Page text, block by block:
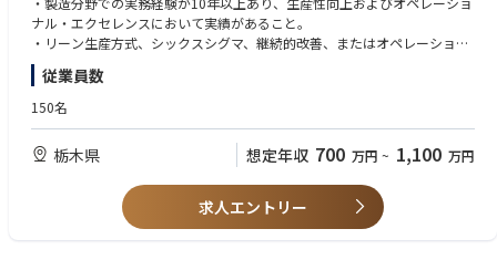
日立の光技術をルーツに持つLumentumの中核拠点
「設計×量産をつなぐ技術拠点」という独自ポジション
世界市場に直結する製品開発
海外との日常的な技術連携
⇒ 自分のプロセス改善が直接、世界の通信インフラに影響する環境
■向いている方
プロセスを「装置条件」ではなく「製品価値」で考えたい方
研究だけ／量産だけに偏らずキャリアを広げたい方
い、従業員のエンゲージメントを高め、持続可能な事業成長を支援する。
・スチュワードシップ、品質、信頼性、従業員エンゲージメント、および
コスト競争力を向上させるため、生産性向上およびオペレーショナル・エ
クセレンスに関する取り組みを主導する。
・製造プロセス、プロセスの最適化、および問題解決活動に対して、技術
的なリーダーシップと指針を提供する。
ンゲージメントを構築する。
・リーン生産方式、シックスシグマ、および継続的改善プログラムを推進
ナル・エクセレンスにおいて実績があること。
・リーン生産方式、シックスシグマ、継続的改善、またはオペレーショナ
ル・エクセレンス・プログラムを主導した実績があること。
・製造組織全体に影響を与え、関与を促し、変革を推進できる強力なリー
ダーシップスキルを有すること。
た経験があること。
・製造プロセス、プロセス安全の原則、およびオペレーショナル・リスク
管理に関する知識を有すること。
・流暢な日本語でのコミュニケーション能力と、ビジネスレベルの英語力
を有すること。
従業員数
150名
栃木県 想定年収 700 万円 ~ 1,100 万円
求人エントリー